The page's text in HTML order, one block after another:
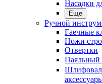
Насадки
Еще
Ручной
Гаечные
Ножи
Отвертки
Паяльный